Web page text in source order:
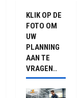
KLIK OP DE
FOTO OM
UW
PLANNING
AAN TE
VRAGEN..